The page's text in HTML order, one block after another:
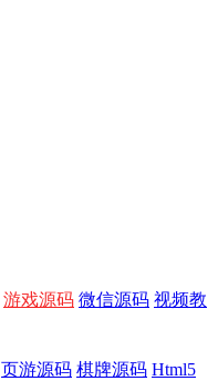
游戏源码 微信源码 视频教
页游源码 棋牌源码 Html5